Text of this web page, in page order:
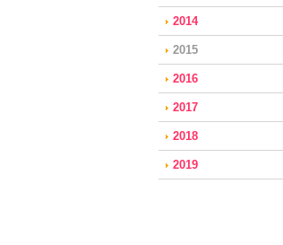
2014
2015
2016
2017
2018
2019